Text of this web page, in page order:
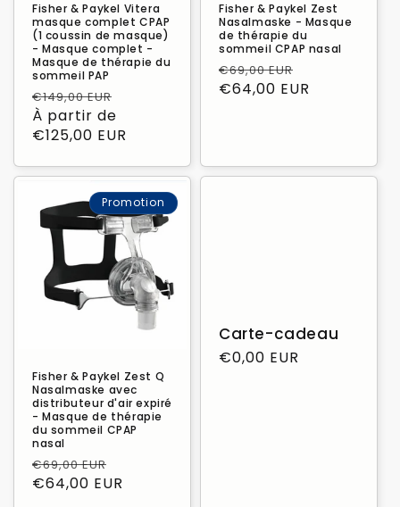
Fisher & Paykel Vitera
masque complet CPAP
(1 coussin de masque)
- Masque complet -
Masque de thérapie du
sommeil PAP
Prix
habituel
€149,00 EUR
À partir de
€125,00 EUR
Fisher & Paykel Zest
Nasalmaske - Masque
de thérapie du
sommeil CPAP nasal
Prix
habituel
€69,00 EUR
€64,00 EUR
Promotion
Fisher & Paykel Zest Q
Nasalmaske avec
distributeur d'air expiré
- Masque de thérapie
du sommeil CPAP
nasal
Prix
habituel
€69,00 EUR
promotionnel
€64,00 EUR
Carte-cadeau
Prix
€0,00 EUR